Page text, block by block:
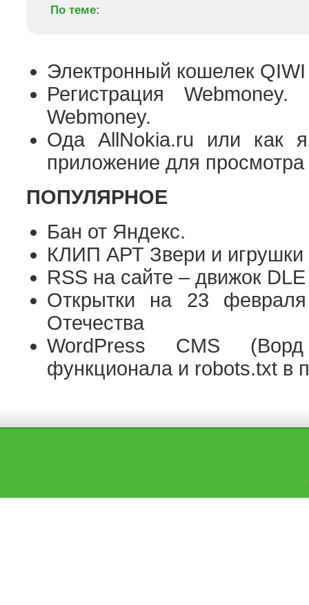
По теме:
Электронный кошелек QIWI
Регистрация
Webmoney.
Ода AllNokia.ru или как я
приложение для просмотра
ПОПУЛЯРНОЕ
Бан от Яндекс.
КЛИП АРТ Звери и игрушки
RSS на сайте – движок DLE
Открытки на 23
Отечества
WordPress CMS
функционала и robots.txt в